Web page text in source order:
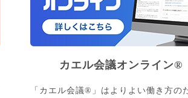
カエル会議オンライン®
「カエル会議®」はよりよい働き方の